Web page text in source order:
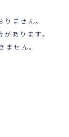
ません。
あります。
せん。